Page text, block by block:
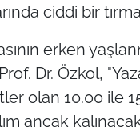
ciddi bir
erken
Dr. Özkol,
olan 10.00 ile
ancak